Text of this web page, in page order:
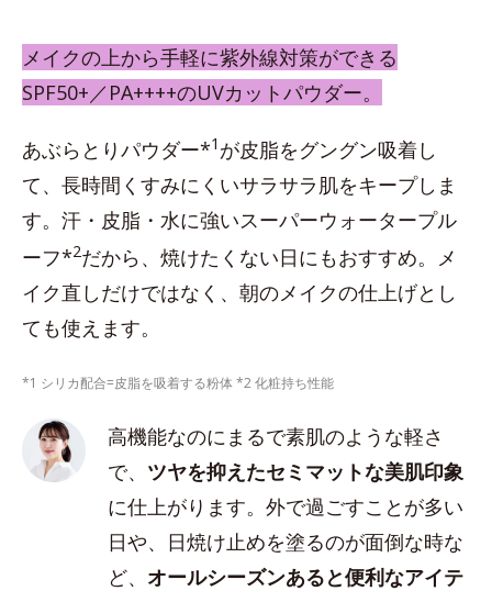
メイクの上から手軽に紫外線対策ができる
SPF50+／PA++++のUVカットパウダー。
あぶらとりパウダー*1 が皮脂をグングン吸着し
て、長時間くすみにくいサラサラ肌をキープしま
す。汗・皮脂・水に強いスーパーウォータープル
ーフ*2だから、焼けたくない日にもおすすめ。メ
イク直しだけではなく、朝のメイクの仕上げとし
ても使えます。
*1 シリカ配合=皮脂を吸着する粉体 *2 化粧持ち性能
高機能なのにまるで素肌のような軽さ
で、 ツヤを抑えたセミマットな美肌印象
に仕上がります。外で過ごすことが多い
日や、日焼け止めを塗るのが面倒な時な
ど、 オールシーズンあると便利なアイテ